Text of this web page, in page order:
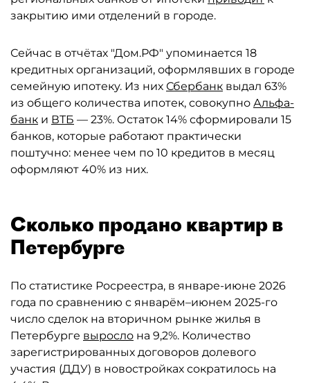
закрытию ими отделений в городе.
Сейчас в отчётах "Дом.РФ" упоминается 18
кредитных организаций, оформлявших в городе
семейную ипотеку. Из них Сбербанк выдал 63%
из общего количества ипотек, совокупно Альфа-
банк и ВТБ — 23%. Остаток 14% сформировали 15
банков, которые работают практически
поштучно: менее чем по 10 кредитов в месяц
оформляют 40% из них.
Сколько продано квартир в
Петербурге
По статистике Росреестра, в январе-июне 2026
года по сравнению с январём–июнем 2025-го
число сделок на вторичном рынке жилья в
Петербурге выросло на 9,2%. Количество
зарегистрированных договоров долевого
участия (ДДУ) в новостройках сократилось на